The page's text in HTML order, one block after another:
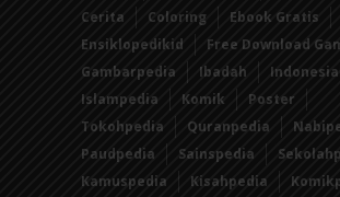
Cerita
Coloring
Ebook Gratis
Ensiklopedikid
Free Download
Gambarpedia
Ibadah
Islampedia
Komik
Poster
Tokohpedia
Quranpedia
Paudpedia
Sainspedia
Kamuspedia
Kisahpedia